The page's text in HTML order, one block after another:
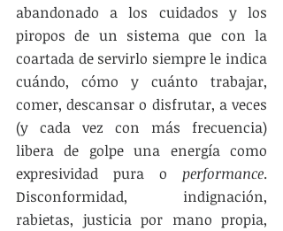
abandonado a los cuidados y los
piropos de un sistema que con la
coartada de servirlo siempre le indica
cuándo, cómo y cuánto trabajar,
comer, descansar o disfrutar, a veces
(y cada vez con más frecuencia)
libera de golpe una energía como
expresividad pura o performance.
Disconformidad, indignación,
rabietas, justicia por mano propia,